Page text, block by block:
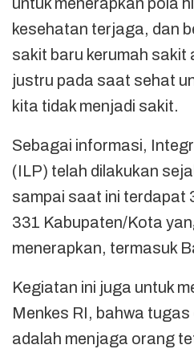
kesehatan terjaga, dan
sakit baru kerumah sakit
justru pada saat sehat
kita tidak menjadi sakit.
Sebagai informasi,
(ILP) telah dilakukan
sampai saat ini terdapat
331 Kabupaten/Kota
menerapkan, termasuk
Kegiatan ini juga untuk
Menkes RI, bahwa
adalah menjaga orang